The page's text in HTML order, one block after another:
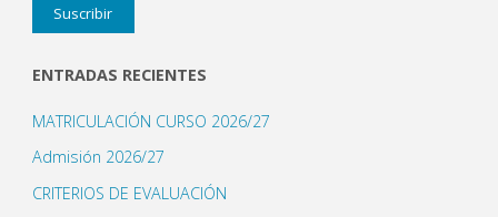
correo
Suscribir
ENTRADAS RECIENTES
MATRICULACIÓN CURSO 2026/27
Admisión 2026/27
CRITERIOS DE EVALUACIÓN